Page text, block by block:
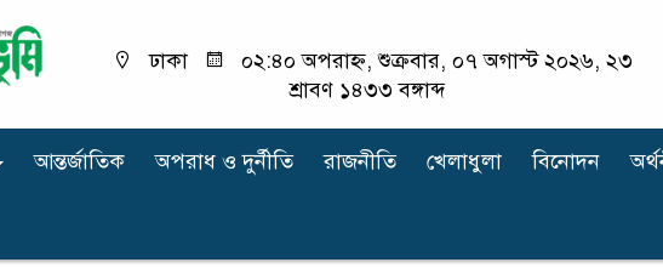
ঢাকা
০২:৪০ অপরাহ্ন, শুক্রবার, ০৭ অগাস্ট ২০২৬, ২৩
শ্রাবণ ১৪৩৩ বঙ্গাব্দ
আন্তর্জাতিক অপরাধ ‍ও দুর্নীতি রাজনীতি খেলাধুলা বিনোদন